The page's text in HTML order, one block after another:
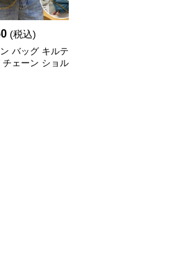
(税込)
バッグ キルテ
チェーン ショル